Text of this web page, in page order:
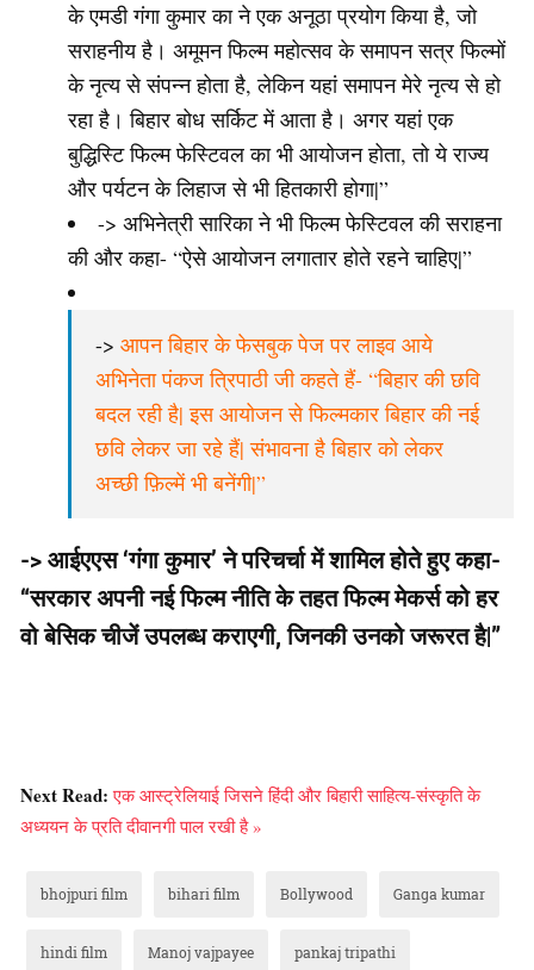
के एमडी गंगा कुमार का ने एक अनूठा प्रयोग किया है, जो
सराहनीय है। अमूमन फिल्म महोत्सव के समापन सत्र फिल्मों
के नृत्य से संपन्न होता है, लेकिन यहां समापन मेरे नृत्य से हो
रहा है। बिहार बोध सर्किट में आता है। अगर यहां एक
बुद्धिस्टि फिल्म फेस्टिवल का भी आयोजन होता, तो ये राज्य
और पर्यटन के लिहाज से भी हितकारी होगा|”
-> अभिनेत्री सारिका ने भी फिल्म फेस्टिवल की सराहना
की और कहा- “ऐसे आयोजन लगातार होते रहने चाहिए|”
-> आपन बिहार के फेसबुक पेज पर लाइव आये
अभिनेता पंकज त्रिपाठी जी कहते हैं- “बिहार की छवि
बदल रही है| इस आयोजन से फिल्मकार बिहार की नई
छवि लेकर जा रहे हैं| संभावना है बिहार को लेकर
अच्छी फ़िल्में भी बनेंगी|”
-> आईएएस ‘गंगा कुमार’ ने परिचर्चा में शामिल होते हुए कहा-
“सरकार अपनी नई फिल्म नीति के तहत फिल्म मेकर्स को हर
वो बेसिक चीजें उपलब्ध कराएगी, जिनकी उनको जरूरत है|”
Next Read:एक आस्ट्रेलियाई जिसने हिंदी और बिहारी साहित्य-संस्कृति के
अध्ययन के प्रति दीवानगी पाल रखी है »
bhojpuri film bihari film Bollywood Ganga kumar
hindi film Manoj vajpayee pankaj tripathi